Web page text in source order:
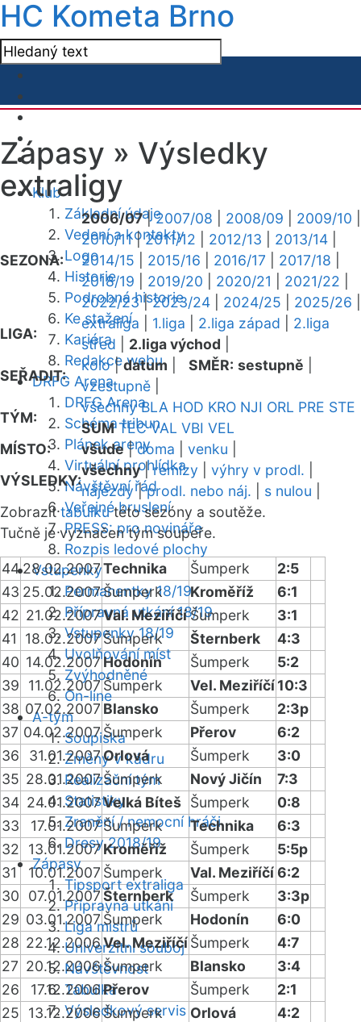
HC Kometa Brno
Klub
Základní údaje
Vedení a kontakty
Logo
Historie
Podrobná historie
Ke stažení
Kariéra
Redakce webu
DRFG Arena
DRFG Arena
Schéma tribun
Plánek areny
Virtuální prohlídka
Návštěvní řád
Veřejné bruslení
PRESS: pro novináře
Rozpis ledové plochy
Vstupenky
Permanentky 18/19
Přípravná utkání 18/19
Vstupenky 18/19
Uvolňování míst
Zvýhodněné
On-line
A-tým
Soupiska
Změny v kádru
Realizační tým
Statistiky
Zranění / nemocní hráči
Dresy 2018/19
Zápasy
Tipsport extraliga
Přípravná utkání
Liga mistrů
Univerzitní souboj
Návštěvnost
Tabulka
Výsledkový servis
Zápasy » Výsledky
extraligy
SEZONA:
2006/07|2007/08 2008/09 2009/10
2010/11|2011/12 2012/13 2013/14
2014/15
2015/16 2016/17 2017/18
2018/19
2019/20 2020/21 2021/22
2022/23|2023/24 2024/25 2025/26
LIGA:
extraliga 1.liga 2.liga západ
2.liga
střed
2.liga východ
SEŘADIT:
kolo|datum SMĚR: sestupně
vzestupně
TÝM:
všechny BLA HOD KRO NJI ORL PRE STE
SUM TEC VAL VBI VEL
MÍSTO:
všude|doma venku
VÝSLEDKY:
všechny|remízy výhry v prodl.
nájezdy|prodl. nebo náj. s nulou
Zobrazittabulkutéto sezóny a soutěže.
Tučně je vyznačen tým soupeře.
44 28.02.2007Technika Šumperk
2:5
43 25.02.2007Šumperk Kroměříž
6:1
42 21.02.2007Val. MeziříčíŠumperk
3:1
41
18.02.2007Šumperk Šternberk
4:3
40 14.02.2007 Hodonín Šumperk
5:2
39
11.02.2007Šumperk Vel. Meziříčí10:3
38 07.02.2007 Blansko Šumperk
2:3p
37 04.02.2007Šumperk Přerov
6:2
36
31.01.2007Orlová Šumperk
3:0
35 28.01.2007Šumperk Nový Jičín
7:3
34 24.01.2007Velká Bíteš Šumperk
0:8
33
17.01.2007Šumperk Technika
6:3
32
13.01.2007Kroměříž Šumperk
5:5p
31
10.01.2007 Šumperk Val. Meziříčí6:2
30
07.01.2007Šternberk Šumperk
3:3p
29 03.01.2007 Šumperk Hodonín
6:0
28 22.12.2006Vel. MeziříčíŠumperk
4:7
27 20.12.2006Šumperk Blansko
3:4
26
17.12.2006Přerov Šumperk
2:1
25
13.12.2006Šumperk Orlová
4:2